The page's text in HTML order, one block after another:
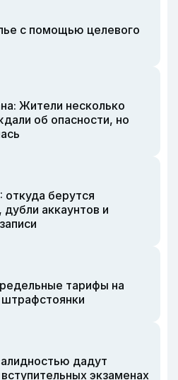
с помощью целевого
Жители несколько
об опасности, но
откуда берутся
аккаунтов и
тарифы на
дадут
экзаменах